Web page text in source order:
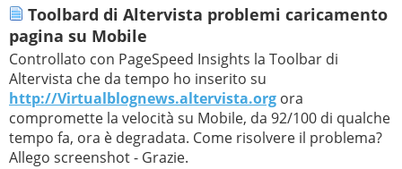
Toolbard di Altervista problemi caricamento
pagina su Mobile
Controllato con PageSpeed Insights la Toolbar di
Altervista che da tempo ho inserito su
http://Virtualblognews.altervista.org ora
compromette la velocità su Mobile, da 92/100 di qualche
tempo fa, ora è degradata. Come risolvere il problema?
Allego screenshot - Grazie.